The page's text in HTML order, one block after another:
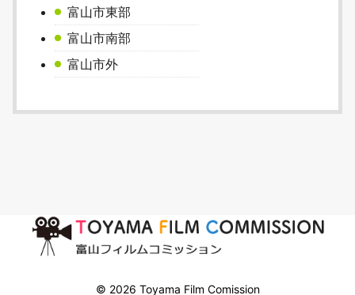
富山市東部
富山市南部
富山市外
© 2026 Toyama Film Comission